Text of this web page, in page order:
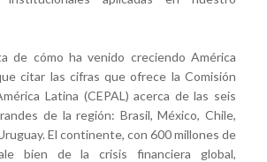
de cómo ha venido creciendo América
citar las cifras que ofrece la Comisión
Latina (CEPAL) acerca de las seis
de la región: Brasil, México, Chile,
El continente, con 600 millones de
bien de la crisis financiera global,